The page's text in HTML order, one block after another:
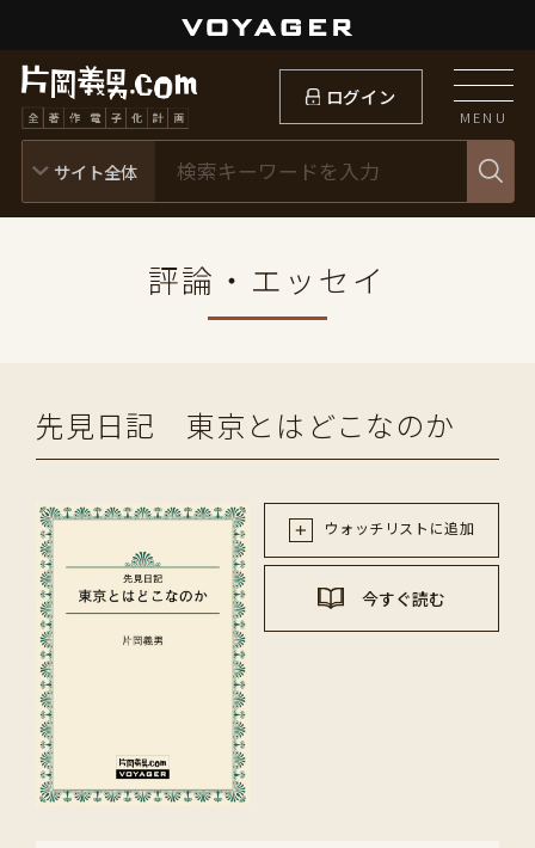
ログイン
MENU
評論・エッセイ
先見日記 東京とはどこなのか
ウォッチリストに追加
今すぐ読む